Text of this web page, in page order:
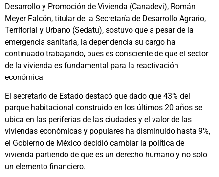
Desarrollo y Promoción de Vivienda (Canadevi), Román
Meyer Falcón, titular de la Secretaría de Desarrollo Agrario,
Territorial y Urbano (Sedatu), sostuvo que a pesar de la
emergencia sanitaria, la dependencia su cargo ha
continuado trabajando, pues es consciente de que el sector
de la vivienda es fundamental para la reactivación
económica.
El secretario de Estado destacó que dado que 43% del
parque habitacional construido en los últimos 20 años se
ubica en las periferias de las ciudades y el valor de las
viviendas económicas y populares ha disminuido hasta 9%,
el Gobierno de México decidió cambiar la política de
vivienda partiendo de que es un derecho humano y no sólo
un elemento financiero.